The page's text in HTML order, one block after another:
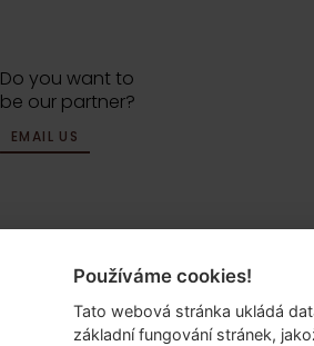
Do you want to
be our partner?
EMAIL US
Buzulucká 569/10
Používáme cookies!
Tato webová stránka ukládá
základní fungování stránek,